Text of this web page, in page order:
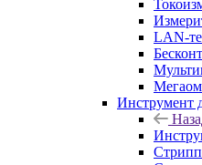
LAN-
Инструмент